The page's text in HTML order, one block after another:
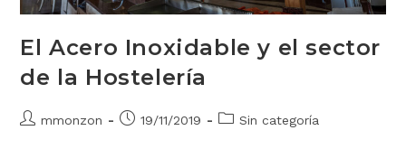
El Acero Inoxidable y el sector
de la Hostelería
mmonzon 19/11/2019 Sin categoría